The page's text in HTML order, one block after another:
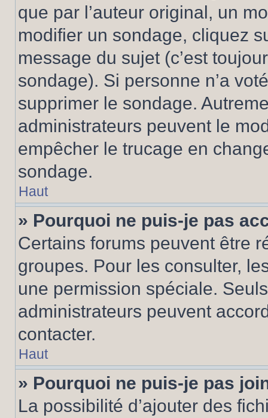
que par l’auteur original, un
modifier un sondage, cliquez
message du sujet (c’est
sondage). Si personne n’a
supprimer le sondage.
administrateurs peuvent le
empêcher le trucage en
sondage.
Haut
» Pourquoi ne puis-je pas
Certains forums peuvent être
groupes. Pour les consulter,
une permission spéciale.
administrateurs peuvent
contacter.
Haut
» Pourquoi ne puis-je pas
La possibilité d’ajouter des